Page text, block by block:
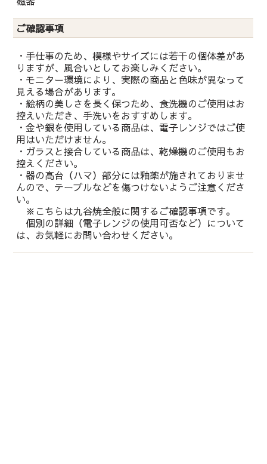
ご確認事項
・手仕事のため、模様やサイズには若干の個体差があ
りますが、風合いとしてお楽しみください。
・モニター環境により、実際の商品と色味が異なって
見える場合があります。
・絵柄の美しさを長く保つため、食洗機のご使用はお
控えいただき、手洗いをおすすめします。
・金や銀を使用している商品は、電子レンジではご使
用はいただけません。
・ガラスと接合している商品は、乾燥機のご使用もお
控えください。
・器の高台（ハマ）部分には釉薬が施されておりませ
んので、テーブルなどを傷つけないようご注意くださ
い。
※こちらは九谷焼全般に関するご確認事項です。
個別の詳細（電子レンジの使用可否など）について
は、お気軽にお問い合わせください。